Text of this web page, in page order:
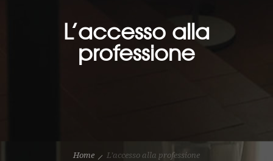
L’accesso alla
professione
Home L’accesso alla professione